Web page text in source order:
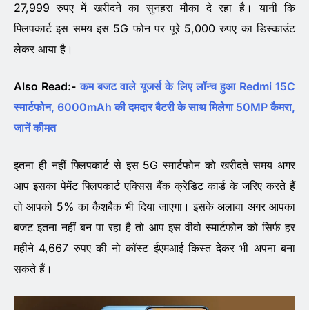
27,999 रुपए में खरीदने का सुनहरा मौका दे रहा है। यानी कि
फ्लिपकार्ट इस समय इस 5G फोन पर पूरे 5,000 रुपए का डिस्काउंट
लेकर आया है।
Also Read:-कम बजट वाले यूजर्स के लिए लॉन्च हुआ Redmi 15C
स्मार्टफोन, 6000mAh की दमदार बैटरी के साथ मिलेगा 50MP कैमरा,
जानें कीमत
इतना ही नहीं फ्लिपकार्ट से इस 5G स्मार्टफोन को खरीदते समय अगर
आप इसका पेमेंट फ्लिपकार्ट एक्सिस बैंक क्रेडिट कार्ड के जरिए करते हैं
तो आपको 5% का कैशबैक भी दिया जाएगा। इसके अलावा अगर आपका
बजट इतना नहीं बन पा रहा है तो आप इस वीवो स्मार्टफोन को सिर्फ हर
महीने 4,667 रुपए की नो कॉस्ट ईएमआई किस्त देकर भी अपना बना
सकते हैं।